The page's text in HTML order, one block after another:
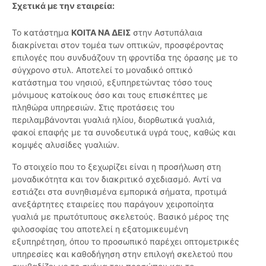
Σχετικά με την εταιρεία:
Το κατάστημα ΚΟΙΤΑ ΝΑ ΔΕΙΣ στην Αστυπάλαια
διακρίνεται στον τομέα των οπτικών, προσφέροντας
επιλογές που συνδυάζουν τη φροντίδα της όρασης με το
σύγχρονο στυλ. Αποτελεί το μοναδικό οπτικό
κατάστημα του νησιού, εξυπηρετώντας τόσο τους
μόνιμους κατοίκους όσο και τους επισκέπτες με
πληθώρα υπηρεσιών. Στις προτάσεις του
περιλαμβάνονται γυαλιά ηλίου, διορθωτικά γυαλιά,
φακοί επαφής με τα συνοδευτικά υγρά τους, καθώς και
κομψές αλυσίδες γυαλιών.
Το στοιχείο που το ξεχωρίζει είναι η προσήλωση στη
μοναδικότητα και τον διακριτικό σχεδιασμό. Αντί να
εστιάζει στα συνηθισμένα εμπορικά σήματα, προτιμά
ανεξάρτητες εταιρείες που παράγουν χειροποίητα
γυαλιά με πρωτότυπους σκελετούς. Βασικό μέρος της
φιλοσοφίας του αποτελεί η εξατομικευμένη
εξυπηρέτηση, όπου το προσωπικό παρέχει οπτομετρικές
υπηρεσίες και καθοδήγηση στην επιλογή σκελετού που